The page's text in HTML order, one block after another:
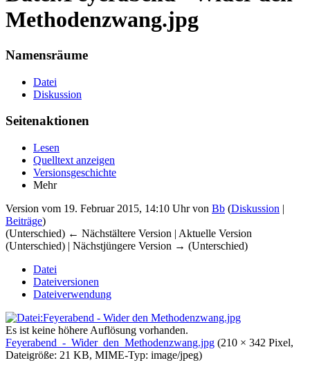
Methodenzwang.jpg
Namensräume
Datei
Diskussion
Seitenaktionen
Lesen
Quelltext anzeigen
Versionsgeschichte
Mehr
Version vom 19. Februar 2015, 14:10 Uhr von Bb (Diskussion |
Beiträge)
(Unterschied) ← Nächstältere Version | Aktuelle Version
(Unterschied) | Nächstjüngere Version → (Unterschied)
Datei
Dateiversionen
Dateiverwendung
Es ist keine höhere Auflösung vorhanden.
Feyerabend_-_Wider_den_Methodenzwang.jpg (210 × 342 Pixel,
Dateigröße: 21 KB, MIME-Typ: image/jpeg)